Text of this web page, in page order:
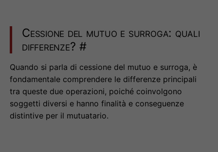
Cessione del mutuo e surroga: quali
differenze? #
Quando si parla di cessione del mutuo e surroga, è
fondamentale comprendere le differenze principali
tra queste due operazioni, poiché coinvolgono
soggetti diversi e hanno finalità e conseguenze
distintive per il mutuatario.